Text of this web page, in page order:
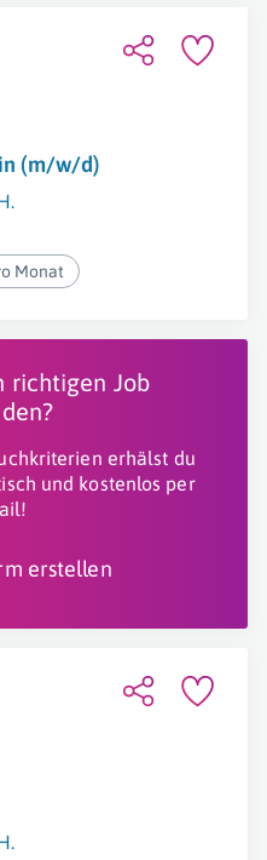
(m/w/d)
Monat
richtigen Job
erhälst du
und kostenlos per
erstellen